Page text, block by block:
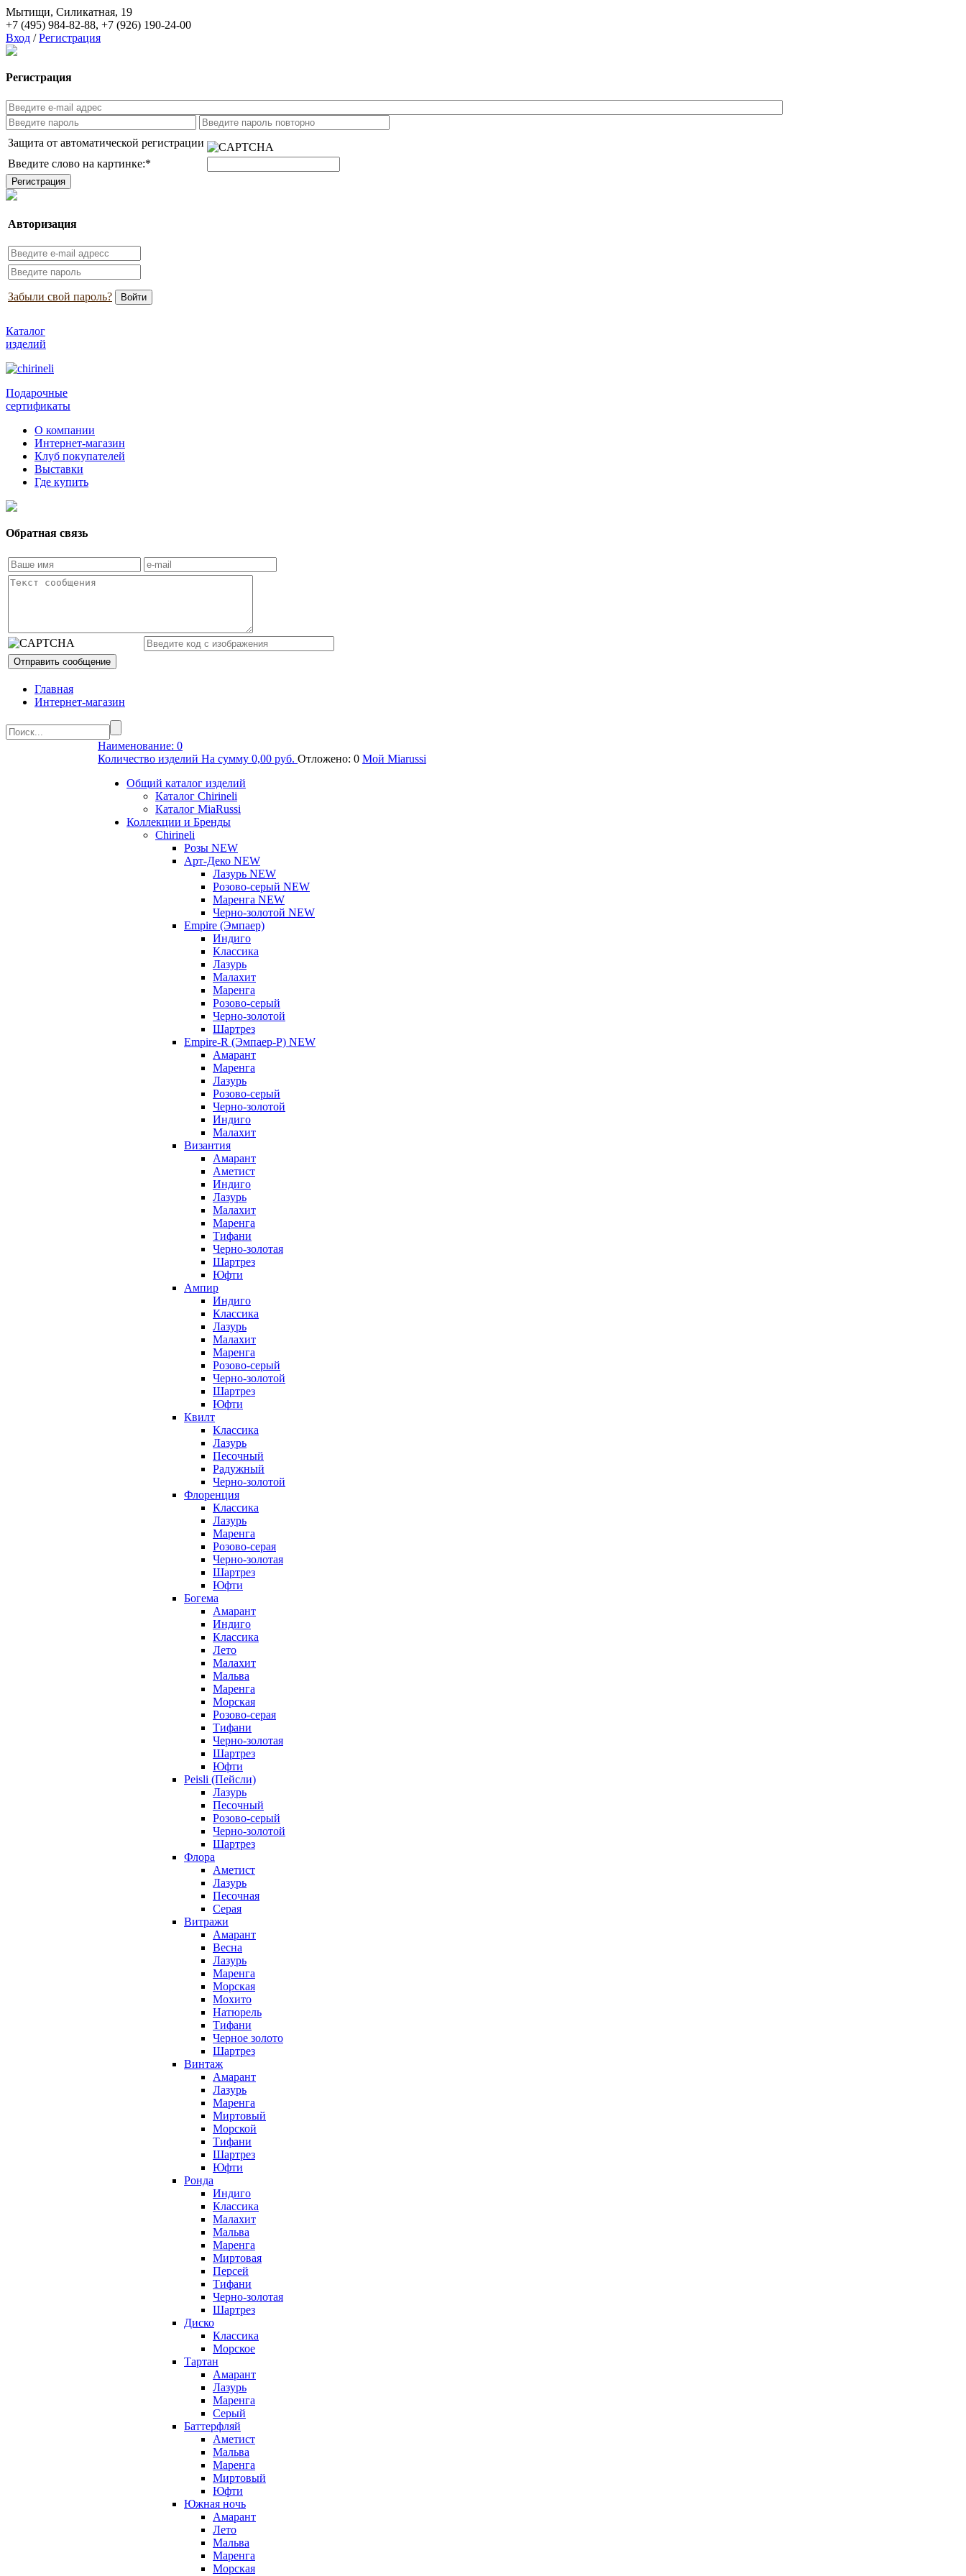
Мытищи, Силикатная, 19
+7 (495) 984-82-88, +7 (926) 190-24-00
Вход / Регистрация
Регистрация
Защита от автоматической регистрации
Введите слово на картинке:*
Авторизация
Забыли свой пароль?
Каталог
изделий
Подарочные
сертификаты
О компании
Интернет-магазин
Клуб покупателей
Выставки
Где купить
Обратная связь
Главная
Интернет-магазин
Наименование: 0
Количество изделий На сумму 0,00 руб. Отложено: 0 Мой Miarussi
Общий каталог изделий
Каталог Chirineli
Каталог MiaRussi
Коллекции и Бренды
Chirineli
Розы NEW
Арт-Деко NEW
Лазурь NEW
Розово-серый NEW
Маренга NEW
Черно-золотой NEW
Empire (Эмпаер)
Индиго
Классика
Лазурь
Малахит
Маренга
Розово-серый
Черно-золотой
Шартрез
Empire-R (Эмпаер-P) NEW
Амарант
Маренга
Лазурь
Розово-серый
Черно-золотой
Индиго
Малахит
Византия
Амарант
Аметист
Индиго
Лазурь
Малахит
Маренга
Тифани
Черно-золотая
Шартрез
Юфти
Ампир
Индиго
Классика
Лазурь
Малахит
Маренга
Розово-серый
Черно-золотой
Шартрез
Юфти
Квилт
Классика
Лазурь
Песочный
Радужный
Черно-золотой
Флоренция
Классика
Лазурь
Маренга
Розово-серая
Черно-золотая
Шартрез
Юфти
Богема
Амарант
Индиго
Классика
Лето
Малахит
Мальва
Маренга
Морская
Розово-серая
Тифани
Черно-золотая
Шартрез
Юфти
Peisli (Пейсли)
Лазурь
Песочный
Розово-серый
Черно-золотой
Шартрез
Флора
Аметист
Лазурь
Песочная
Серая
Витражи
Амарант
Весна
Лазурь
Маренга
Морская
Мохито
Натюрель
Тифани
Черное золото
Шартрез
Винтаж
Амарант
Лазурь
Маренга
Миртовый
Морской
Тифани
Шартрез
Юфти
Ронда
Индиго
Классика
Малахит
Мальва
Маренга
Миртовая
Персей
Тифани
Черно-золотая
Шартрез
Диско
Классика
Морское
Тартан
Амарант
Лазурь
Маренга
Серый
Баттерфляй
Аметист
Мальва
Маренга
Миртовый
Юфти
Южная ночь
Амарант
Лето
Мальва
Маренга
Морская